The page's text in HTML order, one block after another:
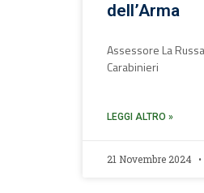
dell’Arma
Assessore La
Carabinieri
LEGGI ALTRO »
21 Novembre 2024